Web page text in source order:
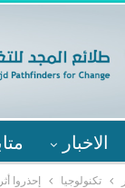
الاخبار
تكنولوجيا إحذروا